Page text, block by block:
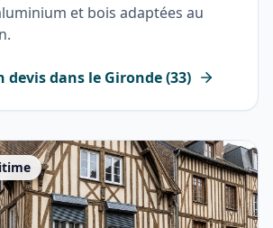
et bois adaptées au
devis dans le Gironde(33)